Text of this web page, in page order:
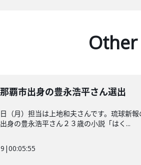
覇市出身の豊永浩平さん選出
（月）担当は上地和夫さんです。琉球新
身の豊永浩平さん２３歳の小説「はく...
|00:05:55